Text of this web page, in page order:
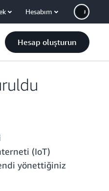
Hesabım
Hesap oluşturun
(IoT)
yönettiğiniz